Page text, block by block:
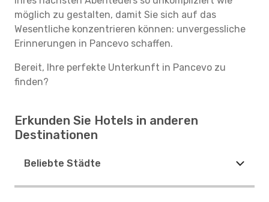
möglich zu gestalten, damit Sie sich auf das
Wesentliche konzentrieren können: unvergessliche
Erinnerungen in Pancevo schaffen.
Bereit, Ihre perfekte Unterkunft in Pancevo zu
finden?
Erkunden Sie Hotels in anderen
Destinationen
Beliebte Städte